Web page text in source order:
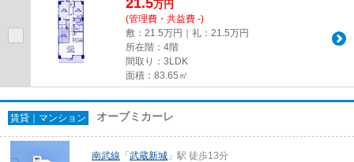
21.5万円
(管理費・共益費 -)
敷：21.5万円｜礼：21.5万円
所在階：4階
間取り：3LDK
面積：83.65㎡
賃貸｜マンション オーブミカーレ
南武線 「 武蔵新城 」駅 徒歩13分